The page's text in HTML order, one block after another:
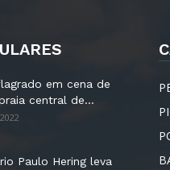
em cena de
central de...
Paulo Hering leva